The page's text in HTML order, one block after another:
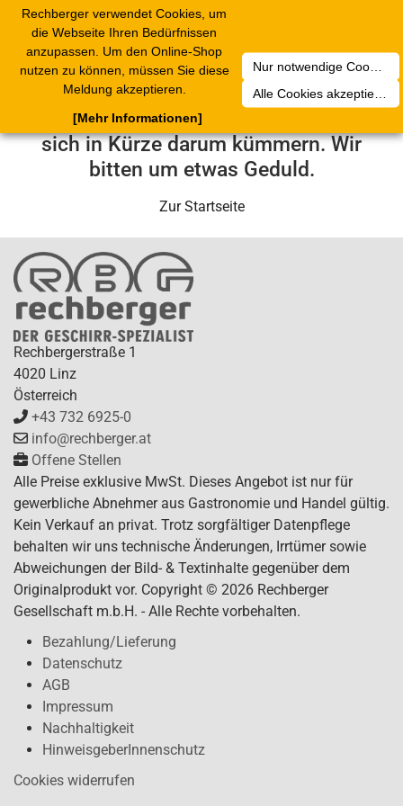
Rechberger verwendet Cookies, um
die Webseite Ihren Bedürfnissen
anzupassen. Um den Online-Shop
nutzen zu können, müssen Sie diese
Meldung akzeptieren.
Nur notwendige Cookies akzeptieren
Alle Cookies akzeptieren
[Mehr Informationen]
Leider ist ein technischer Fehler
aufgetreten. Unser Service-Team wird
sich in Kürze darum kümmern. Wir
bitten um etwas Geduld.
Zur Startseite
Rechbergerstraße 1
4020 Linz
Österreich
+43 732 6925-0
info@rechberger.at
Offene Stellen
Alle Preise exklusive MwSt. Dieses Angebot ist nur für
gewerbliche Abnehmer aus Gastronomie und Handel gültig.
Kein Verkauf an privat. Trotz sorgfältiger Datenpflege
behalten wir uns technische Änderungen, Irrtümer sowie
Abweichungen der Bild- & Textinhalte gegenüber dem
Originalprodukt vor. Copyright © 2026 Rechberger
Gesellschaft m.b.H. - Alle Rechte vorbehalten.
Bezahlung/Lieferung
Datenschutz
AGB
Impressum
Nachhaltigkeit
HinweisgeberInnenschutz
Cookies widerrufen